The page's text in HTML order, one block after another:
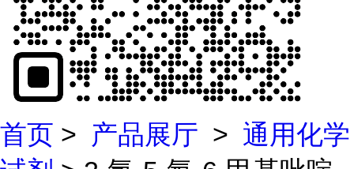
首页 > 产品展厅 > 通用化学